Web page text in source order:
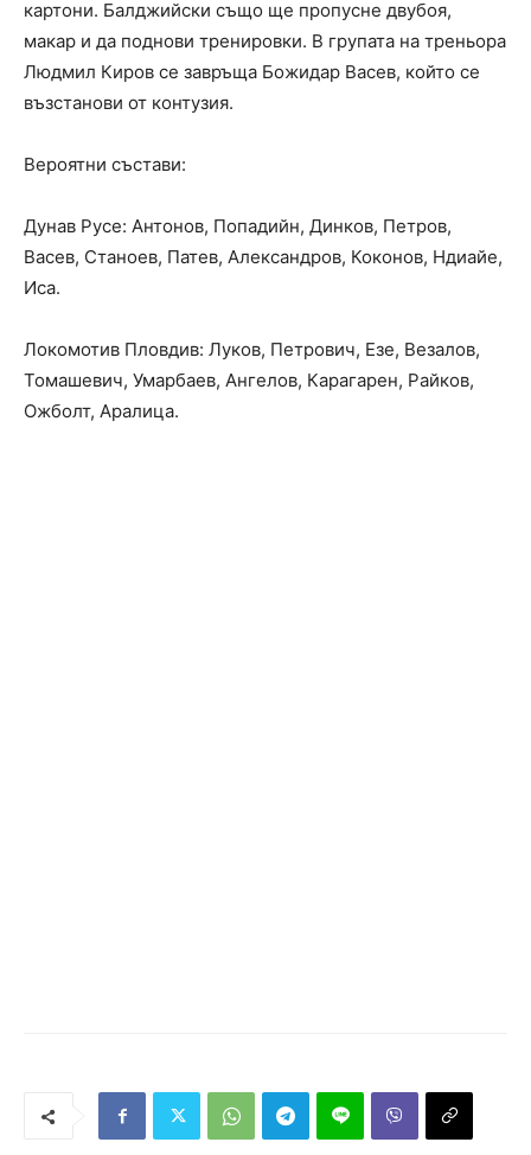
картони. Балджийски също ще пропусне двубоя,
макар и да поднови тренировки. В групата на треньора
Людмил Киров се завръща Божидар Васев, който се
възстанови от контузия.
Вероятни състави:
Дунав Русе: Антонов, Попадийн, Динков, Петров,
Васев, Станоев, Патев, Александров, Коконов, Ндиайе,
Иса.
Локомотив Пловдив: Луков, Петрович, Езе, Везалов,
Томашевич, Умарбаев, Ангелов, Карагарен, Райков,
Ожболт, Аралица.